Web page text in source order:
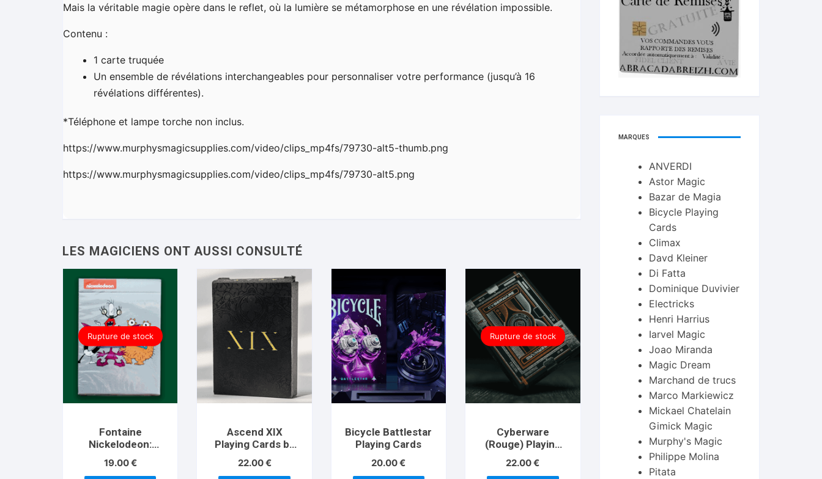
Mais la véritable magie opère dans le reflet, où la lumière se métamorphose en une révélation impossible.
Contenu :
1 carte truquée
Un ensemble de révélations interchangeables pour personnaliser votre performance (jusqu’à 16
révélations différentes).
*Téléphone et lampe torche non inclus.
https://www.murphysmagicsupplies.com/video/clips_mp4fs/79730-alt5-thumb.png
https://www.murphysmagicsupplies.com/video/clips_mp4fs/79730-alt5.png
Rupture de stock
Fontaine
Nickelodeon:
Cards
19.00€
Ascend XIX
Playing Cards by
22.00€
Bicycle Battlestar
Playing Cards
20.00€
Rupture de stock
Cyberware
(Rouge) Playing
22.00€
MARQUES
ANVERDI
Astor Magic
Bazar de Magia
Bicycle Playing
Cards
Climax
Davd Kleiner
Di Fatta
Dominique Duvivier
Electricks
Henri Harrius
Iarvel Magic
Joao Miranda
Magic Dream
Marchand de trucs
Marco Markiewicz
Mickael Chatelain
Gimick Magic
Murphy's Magic
Philippe Molina
Pitata